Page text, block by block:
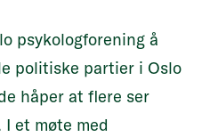
psykologforening å
politiske partier i Oslo
håper at flere ser
et møte med